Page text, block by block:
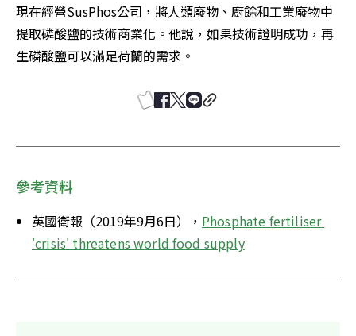
現在經營SusPhos公司，將人類廢物、廚餘和工業廢物中
提取磷酸鹽的技術商業化。他說，如果技術證明成功，再
生磷酸鹽可以滿足荷蘭的需求。
參考資料
英國衛報（2019年9月6日）， Phosphate fertiliser
'crisis' threatens world food supply